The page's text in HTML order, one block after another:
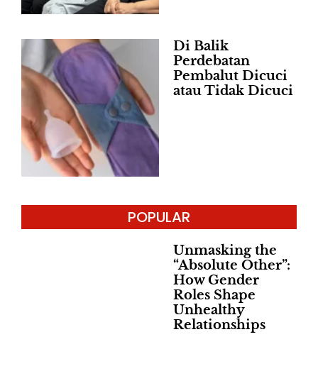
Di Balik
Perdebatan
Pembalut Dicuci
atau Tidak Dicuci
POPULAR
Unmasking the
“Absolute Other”:
How Gender
Roles Shape
Unhealthy
Relationships